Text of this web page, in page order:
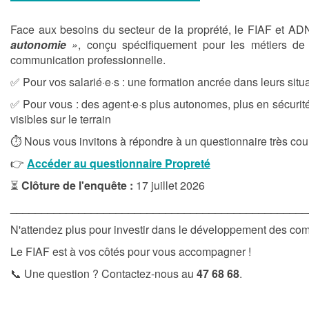
Face aux besoins du secteur de la proprété, le FIAF et
autonomie », conçu spécifiquement pour les métiers
communication professionnelle.
✅ Pour vos salarié·e·s : une formation ancrée dans leurs
✅ Pour vous : des agent·e·s plus autonomes, plus en
visibles sur le terrain
⏱️ Nous vous invitons à répondre à un questionnaire très
👉 Accéder au questionnaire Propreté
⏳ Clôture de l'enquête : 17 juillet 2026
N'attendez plus pour investir dans le développement des
Le FIAF est à vos côtés pour vous accompagner !
📞 Une question ? Contactez-nous au 47 68 68.